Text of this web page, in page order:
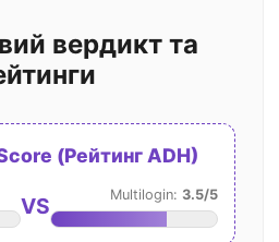
вердикт та
(Рейтинг ADH)
VS Multilogin: 3.5/5